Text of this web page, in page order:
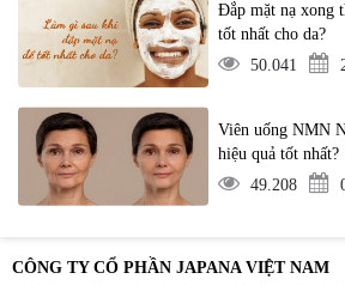
Đắp mặt nạ xong
tốt nhất cho da?
50.041
Viên uống NMN
hiệu quả tốt nhất?
49.208
CÔNG TY CỔ PHẦN JAPANA VIỆT NAM